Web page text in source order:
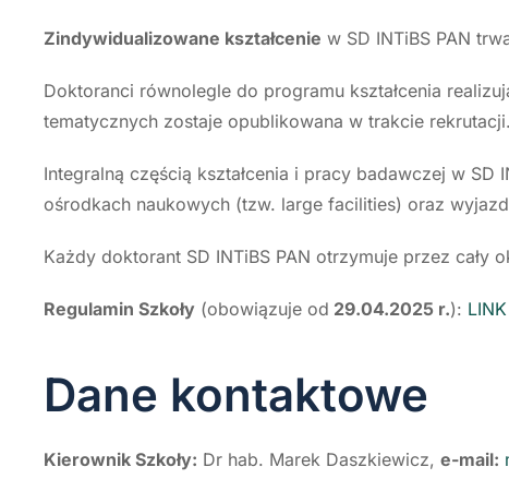
Zindywidualizowane kształcenie w SD INTiBS PAN
Doktoranci równolegle do programu kształcenia
tematycznych zostaje opublikowana w trakcie rekrutacji.
Integralną częścią kształcenia i pracy badawczej w SD
ośrodkach naukowych (tzw. large facilities) oraz
Każdy doktorant SD INTiBS PAN otrzymuje przez cały
Regulamin Szkoły (obowiązuje od 29.04.2025 r.): LINK
Dane kontaktowe
Kierownik Szkoły: Dr hab. Marek Daszkiewicz, e-mail: